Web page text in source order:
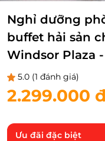
Nghỉ dưỡng
buffet hải sản
Windsor Plaza
5.0 (1 đánh giá)
2.299.000
Ưu đãi đặc biệt